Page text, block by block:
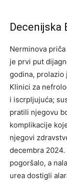
Decenijska
Nerminova
je prvi put
godina,
Klinici za
i iscrpljujuća;
pratili njegovu
komplikacije
njegovi
decembra
pogoršalo, a
urea dostigli